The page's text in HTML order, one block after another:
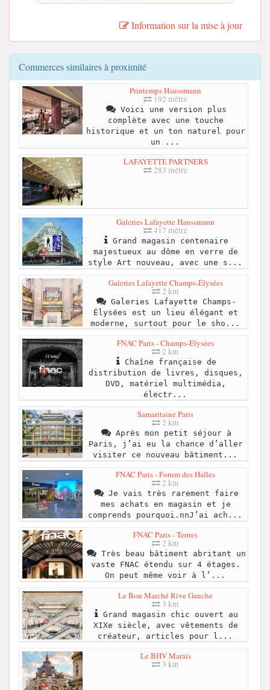
Information sur la mise à jour
Commerces similaires à proximité
Printemps Haussmann
192 mètre
Voici une version plus
complète avec une touche
historique et un ton naturel pour
un ...
LAFAYETTE PARTNERS
283 mètre
Galeries Lafayette Haussmann
417 mètre
Grand magasin centenaire
majestueux au dôme en verre de
style Art nouveau, avec une s...
Galeries Lafayette Champs-Élysées
2 km
Galeries Lafayette Champs-
Élysées est un lieu élégant et
moderne, surtout pour le sho...
FNAC Paris - Champs-Elysées
2 km
Chaîne française de
distribution de livres, disques,
DVD, matériel multimédia,
électr...
Samaritaine Paris
2 km
Après mon petit séjour à
Paris, j’ai eu la chance d’aller
visiter ce nouveau bâtiment...
FNAC Paris - Forum des Halles
2 km
Je vais très rarement faire
mes achats en magasin et je
comprends pourquoi.nnJ’ai ach...
FNAC Paris - Ternes
2 km
Très beau bâtiment abritant un
vaste FNAC étendu sur 4 étages.
On peut même voir à l’...
Le Bon Marché Rive Gauche
3 km
Grand magasin chic ouvert au
XIXe siècle, avec vêtements de
créateur, articles pour l...
Le BHV Marais
3 km